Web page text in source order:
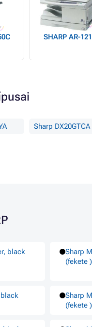
SHARP AR-121
Sharp DX20GTCA
black
Sharp
(fekete )
black
Sharp
(fekete )